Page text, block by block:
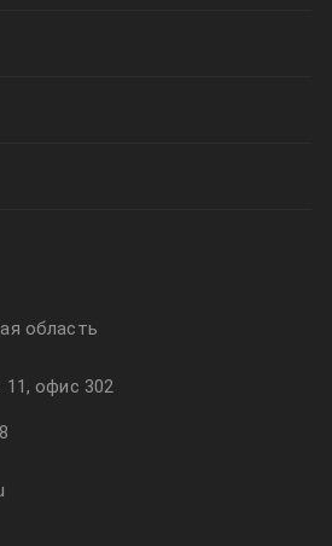
область
11, офис 302